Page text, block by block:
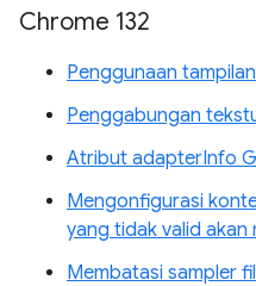
Chrome 132
Penggunaan
Penggabungan
Atribut adapterInfo
Mengonfigurasi
yang tidak valid akan
Membatasi sampler